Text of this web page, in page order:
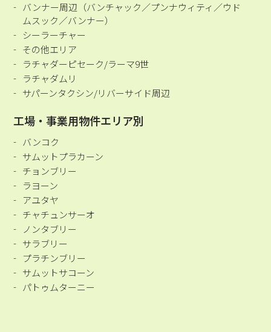
バンナー周辺（バンチャック／プンナウィティ／ウド
ムスック／バンナー）
シーラーチャー
その他エリア
ラチャダーピセーク/ラーマ9世
ラチャダムリ
サパーンタクシン/リバーサイド周辺
工場・事業用物件エリア別
バンコク
サムットプラカーン
チョンブリー
ラヨーン
アユタヤ
チャチュンサーオ
ノンタブリー
サラブリー
プラチンブリー
サムットサコーン
パトゥムターニー